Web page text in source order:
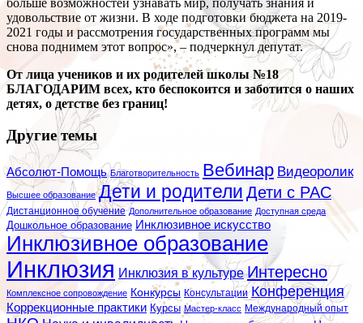
больше возможностей узнавать мир, получать знания и
удовольствие от жизни. В ходе подготовки бюджета на 2019-
2021 годы и рассмотрения государственных программ мы
снова поднимем этот вопрос», – подчеркнул депутат.
От лица учеников и их родителей школы №18
БЛАГОДАРИМ всех, кто беспокоится и заботится о наших
детях, о детстве без границ!
Другие темы
Абсолют-Помощь Благотворительность Вебинар Видеоролик
Высшее образование Дети и родители Дети с РАС
Дистанционное обучение Дополнительное образование Доступная среда
Дошкольное образование Инклюзивное искусство
Инклюзивное образование
Инклюзия Инклюзия в культуре Интересно
Комплексное сопровождение Конкурсы Консультации Конференция
Коррекционные практики Курсы Мастер-класс Международный опыт